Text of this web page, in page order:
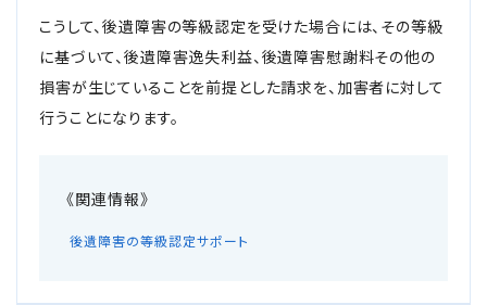
こうして、後遺障害の等級認定を受けた場合には、その等級
に基づいて、後遺障害逸失利益、後遺障害慰謝料その他の
損害が生じていることを前提とした請求を、加害者に対して
行うことになります。
後遺障害の等級認定サポート